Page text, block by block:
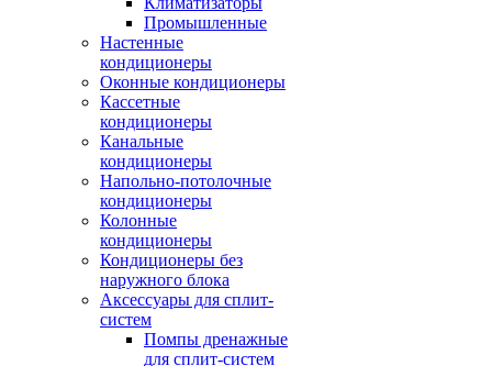
Промышленные
Настенные
кондиционеры
Оконные кондиционеры
Кассетные
кондиционеры
Канальные
кондиционеры
Напольно-потолочные
кондиционеры
Колонные
кондиционеры
Кондиционеры без
наружного блока
Аксессуары для сплит-
систем
Помпы дренажные
для сплит-систем